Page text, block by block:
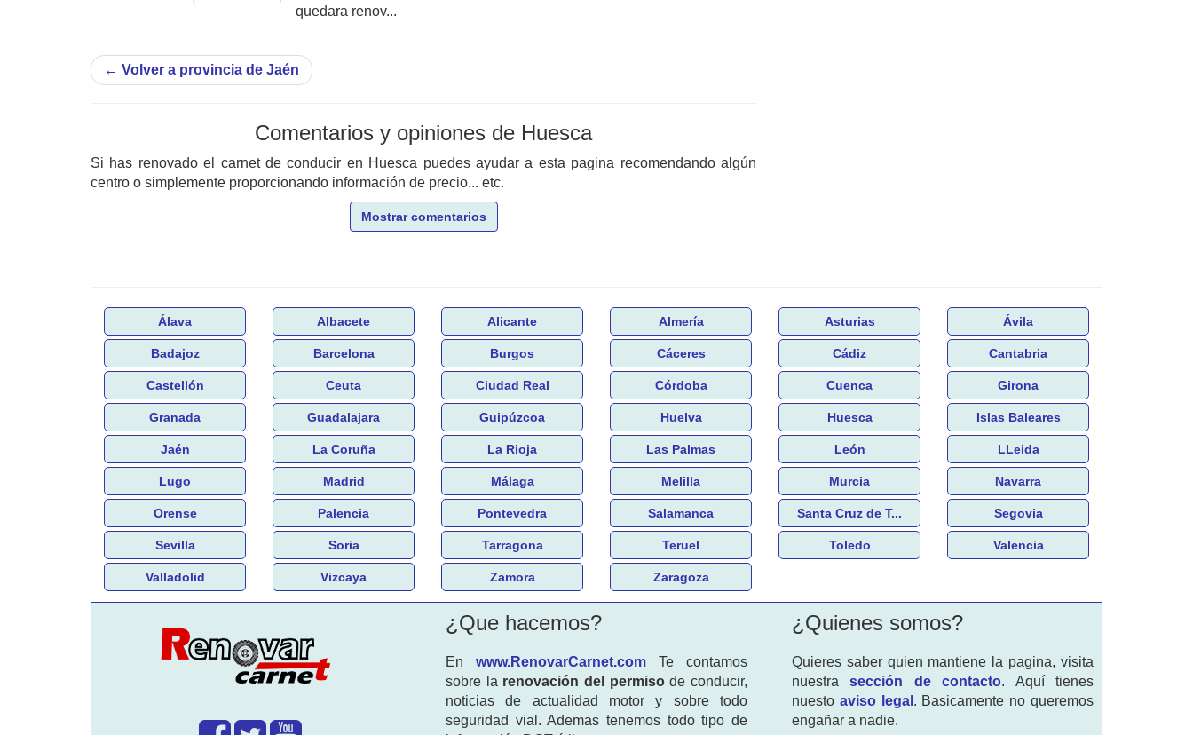
quedara renov...
← Volver a provincia de Jaén
Comentarios y opiniones de Huesca
Si has renovado el carnet de conducir en Huesca puedes ayudar a esta pagina recomendando algún
centro o simplemente proporcionando información de precio... etc.
Mostrar comentarios
Álava Albacete Alicante Almería Asturias Ávila
Badajoz Barcelona Burgos Cáceres Cádiz Cantabria
Castellón Ceuta Ciudad Real Córdoba Cuenca Girona
Granada Guadalajara Guipúzcoa Huelva Huesca Islas Baleares
Jaén La Coruña La Rioja Las Palmas León LLeida
Lugo Madrid Málaga Melilla Murcia Navarra
Orense Palencia Pontevedra Salamanca Santa Cruz de T... Segovia
Sevilla Soria Tarragona Teruel Toledo Valencia
Valladolid Vizcaya Zamora Zaragoza
¿Que hacemos?
En www.RenovarCarnet.com Te contamos
sobre la renovación del permisode conducir,
noticias de actualidad motor y sobre todo
seguridad vial. Ademas tenemos todo tipo de
¿Quienes somos?
Quieres saber quien mantiene la pagina, visita
nuestrasección de contacto. Aquí tienes
nuesto aviso legal . Basicamente no queremos
engañar a nadie.